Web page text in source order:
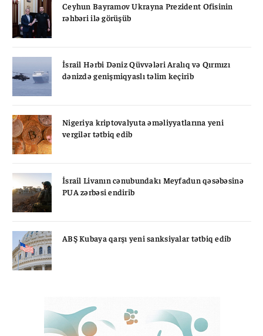
Ceyhun Bayramov Ukrayna Prezident Ofisinin
rəhbəri ilə görüşüb
İsrail Hərbi Dəniz Qüvvələri Aralıq və Qırmızı
dənizdə genişmiqyaslı təlim keçirib
Nigeriya kriptovalyuta əməliyyatlarına yeni
vergilər tətbiq edib
İsrail Livanın cənubundakı Meyfadun qəsəbəsinə
PUA zərbəsi endirib
ABŞ Kubaya qarşı yeni sanksiyalar tətbiq edib